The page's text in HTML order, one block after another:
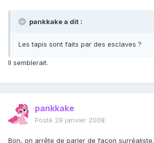
pankkake a dit :
Les tapis sont faits par des esclaves ?
Il semblerait.
pankkake
Posté 28 janvier 2008
Bon, on arrête de parler de façon surréaliste.